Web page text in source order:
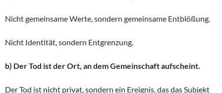
Nicht gemeinsame Werte, sondern gemeinsame Entblößung.
Nicht Identität, sondern Entgrenzung.
b) Der Tod ist der Ort, an dem Gemeinschaft aufscheint.
Der Tod ist nicht privat, sondern ein Ereignis, das das Subjekt